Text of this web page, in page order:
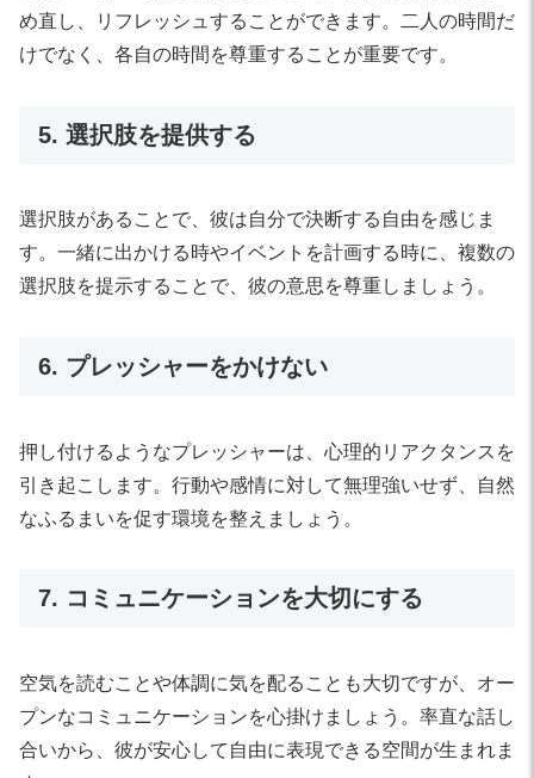
め直し、リフレッシュすることができます。二人の時間だ
けでなく、各自の時間を尊重することが重要です。
5. 選択肢を提供する
選択肢があることで、彼は自分で決断する自由を感じま
す。一緒に出かける時やイベントを計画する時に、複数の
選択肢を提示することで、彼の意思を尊重しましょう。
6. プレッシャーをかけない
押し付けるようなプレッシャーは、心理的リアクタンスを
引き起こします。行動や感情に対して無理強いせず、自然
なふるまいを促す環境を整えましょう。
7. コミュニケーションを大切にする
空気を読むことや体調に気を配ることも大切ですが、オー
プンなコミュニケーションを心掛けましょう。率直な話し
合いから、彼が安心して自由に表現できる空間が生まれま